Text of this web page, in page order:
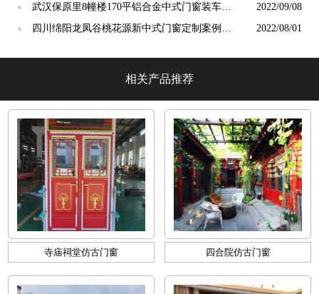
光】
●
武汉保原里8幢楼170平铝合金中式门窗装车发
货
2022/09/08
●
四川绵阳龙凤谷桃花源新中式门窗定制案例
2022/08/01
相关产品推荐
寺庙祠堂仿古门窗 四合院仿古门窗